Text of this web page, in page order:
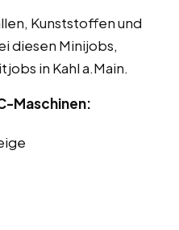
Kunststoffen und
diesen Minijobs,
in Kahl a.Main.
Maschinen: